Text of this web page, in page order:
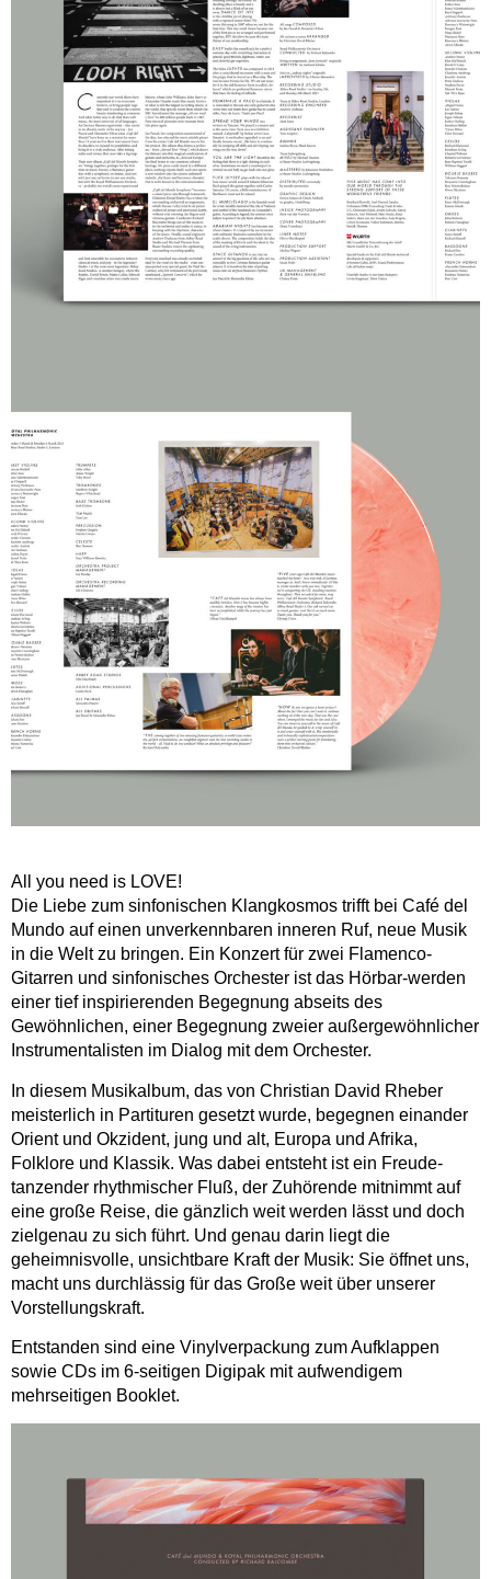
All you need is LOVE!
Die Liebe zum sinfonischen Klangkosmos trifft bei Café del
Mundo auf einen unverkennbaren inneren Ruf, neue Musik
in die Welt zu bringen. Ein Konzert für zwei Flamenco-
Gitarren und sinfonisches Orchester ist das Hörbar-werden
einer tief inspirierenden Begegnung abseits des
Gewöhnlichen, einer Begegnung zweier außergewöhnlicher
Instrumentalisten im Dialog mit dem Orchester.
In diesem Musikalbum, das von Christian David Rheber
meisterlich in Partituren gesetzt wurde, begegnen einander
Orient und Okzident, jung und alt, Europa und Afrika,
Folklore und Klassik. Was dabei entsteht ist ein Freude-
tanzender rhythmischer Fluß, der Zuhörende mitnimmt auf
eine große Reise, die gänzlich weit werden lässt und doch
zielgenau zu sich führt. Und genau darin liegt die
geheimnisvolle, unsichtbare Kraft der Musik: Sie öffnet uns,
macht uns durchlässig für das Große weit über unserer
Vorstellungskraft.
Entstanden sind eine Vinylverpackung zum Aufklappen
sowie CDs im 6-seitigen Digipak mit aufwendigem
mehrseitigen Booklet.